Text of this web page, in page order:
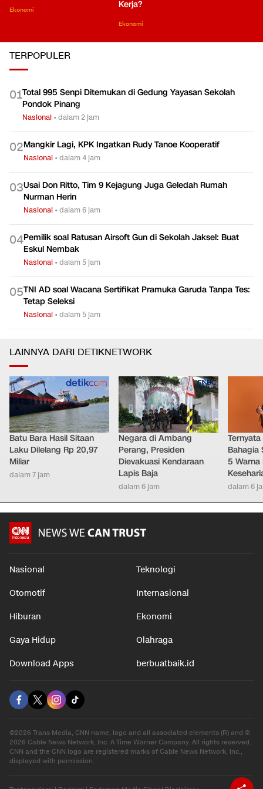
Ekonomi
Kerja?
Ekonomi
TERPOPULER
01Total 995 Senpi Ditemukan di Gedung Yayasan Sekolah
Pondok Pinang
Nasional •dalam 2 jam
02Mangkir Lagi, KPK Ingatkan Rudy Tanoe Kooperatif
Nasional •dalam 4 jam
03Usai Don Ritto, Tim 9 Kejagung Juga Geledah Rumah
Nurman Herin
Nasional •dalam 6 jam
04Pemilik soal Ratusan Airsoft Gun di Sekolah Jaksel: Buat
Eskul Nembak
Nasional •dalam 5 jam
05TNI AD soal Wacana Sertifikat Pramuka Garuda Tanpa Tes:
Tetap Seleksi
Nasional •dalam 5 jam
LAINNYA DARI DETIKNETWORK
Batu Bara Hasil Sitaan
Laku Dilelang Rp 20,97
Miliar
dalam 7 jam
Negara di Ambang
Perang, Presiden
Dievakuasi Kendaraan
Lapis Baja
dalam 6 jam
Bahagia
5
dalam 6
Nasional Teknologi
Otomotif Internasional
Hiburan Ekonomi
Gaya Hidup Olahraga
Download Apps berbuatbaik.id
©2026 Trans Media, CNN name, logo and all associated elements (R) and ©
2026 Cable News Network, Inc. A Time Warner Company. All rights reserved.
CNN and the CNN logo are registered marks of Cable News Network, Inc.,
displayed with permission.